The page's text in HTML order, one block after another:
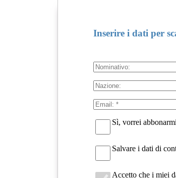
Inserire i dati per
Sì, vorrei
Salvare i dati di
Accetto che i miei